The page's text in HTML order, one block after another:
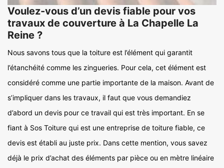
Voulez-vous d’un devis fiable pour vos
travaux de couverture à La Chapelle La
Reine ?
Nous savons tous que la toiture est l’élément qui garantit
l’étanchéité comme les zingueries. Pour cela, cet élément est
considéré comme une partie importante de la maison. Avant de
s’impliquer dans les travaux, il faut que vous demandiez
d’abord un devis pour ce travail qui est très important. En se
fiant à Sos Toiture qui est une entreprise de toiture fiable, ce
devis est établi au juste prix. Dans cette mention, vous savez
déjà le prix d’achat des éléments par pièce ou en mètre linéaire